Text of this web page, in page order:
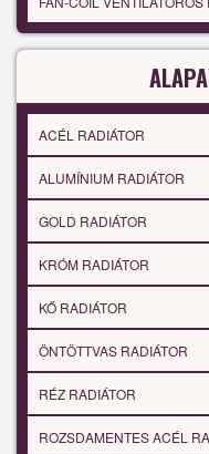
ACÉL RADIÁTOR
ALUMÍNIUM RADIÁTOR
GOLD RADIÁTOR
KRÓM RADIÁTOR
KŐ RADIÁTOR
ÖNTÖTTVAS RADIÁTOR
RÉZ RADIÁTOR
ROZSDAMENTES ACÉL